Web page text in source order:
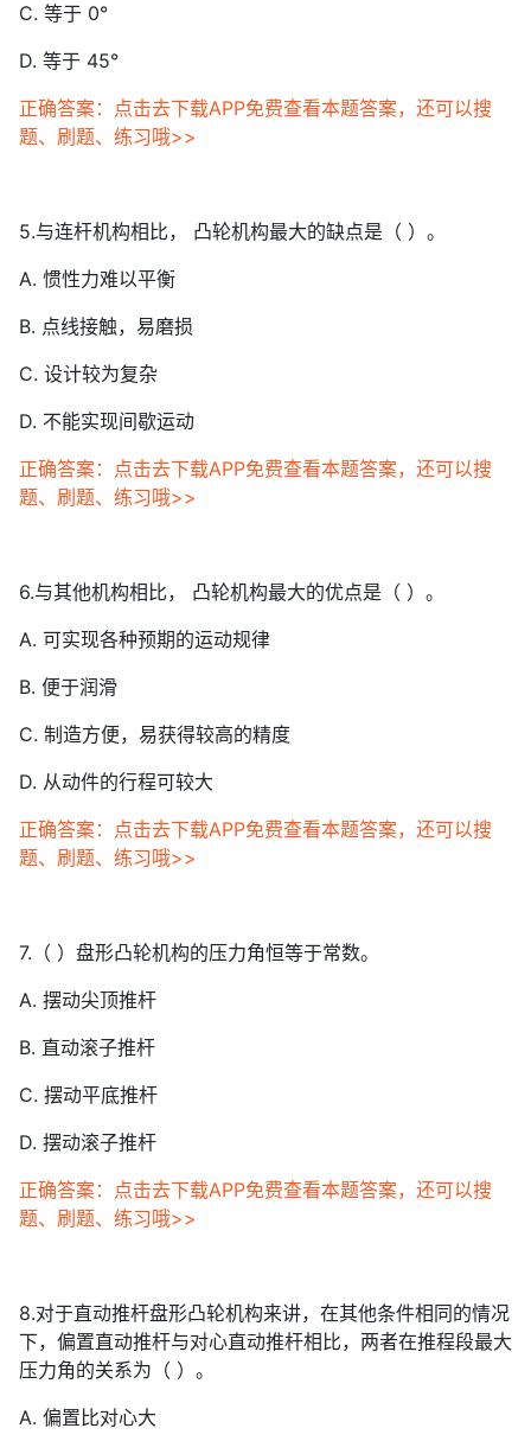
C. 等于 0°
D. 等于 45°
正确答案：点击去下载APP免费查看本题答案，还可以搜
题、刷题、练习哦>>
5.与连杆机构相比， 凸轮机构最大的缺点是（ ）。
A. 惯性力难以平衡
B. 点线接触，易磨损
C. 设计较为复杂
D. 不能实现间歇运动
正确答案：点击去下载APP免费查看本题答案，还可以搜
题、刷题、练习哦>>
6.与其他机构相比， 凸轮机构最大的优点是（ ）。
A. 可实现各种预期的运动规律
B. 便于润滑
C. 制造方便，易获得较高的精度
D. 从动件的行程可较大
正确答案：点击去下载APP免费查看本题答案，还可以搜
题、刷题、练习哦>>
7.（ ）盘形凸轮机构的压力角恒等于常数。
A. 摆动尖顶推杆
B. 直动滚子推杆
C. 摆动平底推杆
D. 摆动滚子推杆
正确答案：点击去下载APP免费查看本题答案，还可以搜
题、刷题、练习哦>>
8.对于直动推杆盘形凸轮机构来讲，在其他条件相同的情况
下，偏置直动推杆与对心直动推杆相比，两者在推程段最大
压力角的关系为（ ）。
A. 偏置比对心大